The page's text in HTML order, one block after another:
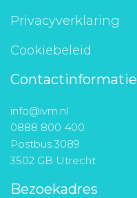
Privacyverklaring
Cookiebeleid
Contactinformatie
info@ivm.nl
0888 800 400
Postbus 3089
3502 GB Utrecht
Bezoekadres